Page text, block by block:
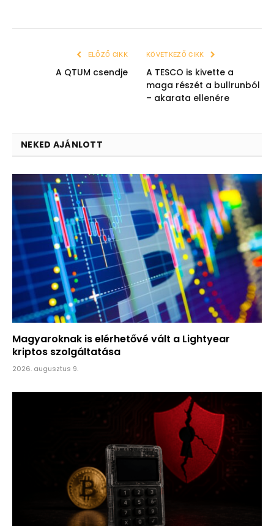
ELŐZŐ CIKK
A QTUM csendje
KÖVETKEZŐ CIKK
A TESCO is kivette a
maga részét a bullrunból
– akarata ellenére
NEKED AJÁNLOTT
Magyaroknak is elérhetővé vált a Lightyear
kriptos szolgáltatása
2026. augusztus 9.